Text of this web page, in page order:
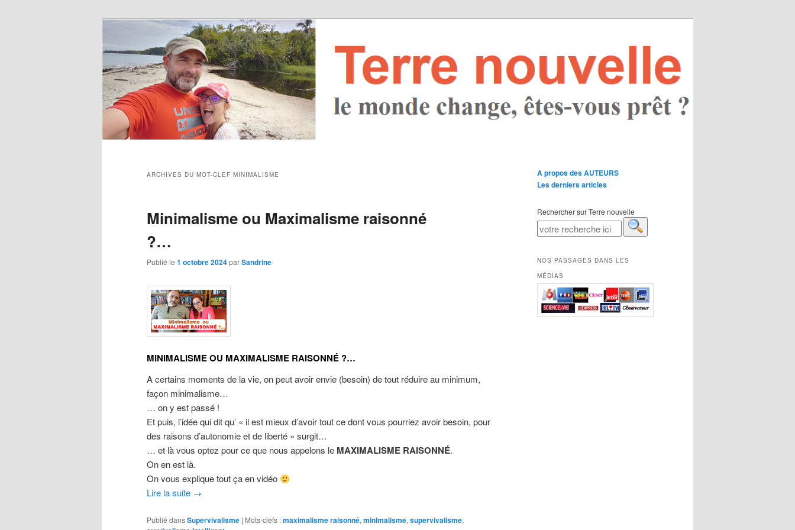
ARCHIVES DU MOT-CLEF MINIMALISME
Minimalisme ou Maximalisme raisonné
?…
Publié le 1 octobre 2024parSandrine
MINIMALISME OU MAXIMALISME RAISONNÉ ?…
A certains moments de la vie, on peut avoir envie (besoin) de tout réduire au minimum,
façon minimalisme…
… on y est passé !
Et puis, l’idée qui dit qu’ « il est mieux d’avoir tout ce dont vous pourriez avoir besoin, pour
des raisons d’autonomie et de liberté » surgit…
… et là vous optez pour ce que nous appelons le MAXIMALISME RAISONNÉ.
On en est là.
On vous explique tout ça en vidéo
Lire la suite →
Publié dansSupervivalisme | Mots-clefs :maximalisme raisonné, minimalisme, supervivalisme,
A propos des AUTEURS
Les derniers articles
Rechercher sur Terre nouvelle
NOS PASSAGES DANS LES
MÉDIAS